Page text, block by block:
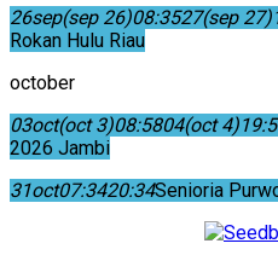
26sep(sep 26)08:3527(sep 27)
Rokan Hulu Riau
october
03oct(oct 3)08:5804(oct 4)
2026 Jambi
31oct07:3420:34Senioria